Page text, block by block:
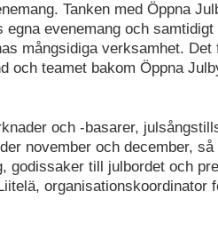
Tanken med Öppna
egna evenemang och
mångsidiga verksamhet.
och teamet bakom Öppna
och -basarer,
november och december,
godissaker till julbordet och
organisationskoordinator